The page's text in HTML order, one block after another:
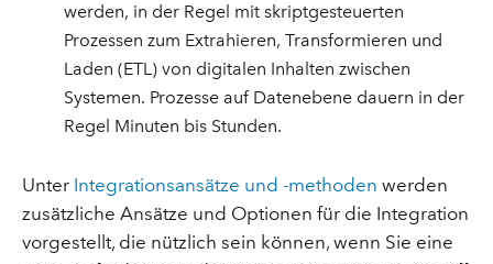
werden, in der Regel mit skriptgesteuerten
Prozessen zum Extrahieren, Transformieren und
Laden (ETL) von digitalen Inhalten zwischen
Systemen. Prozesse auf Datenebene dauern in der
Regel Minuten bis Stunden.
Unter Integrationsansätze und -methoden werden
zusätzliche Ansätze und Optionen für die Integration
vorgestellt, die nützlich sein können, wenn Sie eine